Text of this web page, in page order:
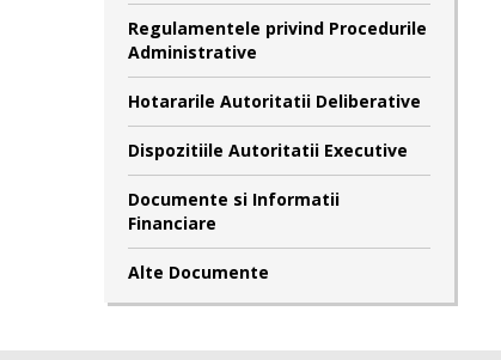
Regulamentele privind Procedurile
Administrative
Hotararile Autoritatii Deliberative
Dispozitiile Autoritatii Executive
Documente si Informatii
Financiare
Alte Documente